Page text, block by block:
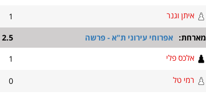
איתן וגנר 1
מארחת: אפרוחי עירוני ת"א - פרשה 2.5
אלכס פלי 1
רמי טל 0